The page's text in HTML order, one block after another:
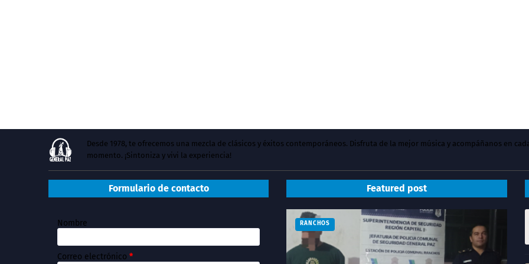
Desde 1978, te ofrecemos una mezcla de clásicos y éxitos contemporáneos. Disfruta de la mejor música y acompáñanos en
momento. ¡Sintoniza y vivi la experiencia!
Formulario de contacto
Nombre
Correo electrónico *
Featured post
RANCHOS